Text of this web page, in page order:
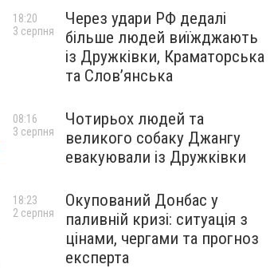
Через удари РФ дедалі
більше людей виїжджають
із Дружківки, Краматорська
та Слов’янська
18:20
3 серпня
Чотирьох людей та
великого собаку Джангу
евакуювали із Дружківки
08:16
3 серпня
Окупований Донбас у
паливній кризі: ситуація з
цінами, чергами та прогноз
експерта
18:23
2 серпня